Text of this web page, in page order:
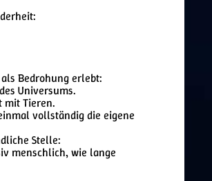
Bedrohung erlebt:
Universums.
mit Tieren.
vollständig die eigene
Stelle:
menschlich, wie lange